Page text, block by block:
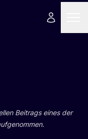
Bei­trags eines der